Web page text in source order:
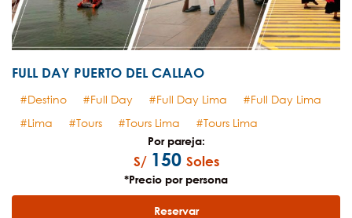
FULL DAY PUERTO DEL CALLAO
Destino Full Day Full Day Lima
Full Day Lima
Lima
Tours Tours Lima
Tours Lima
Por pareja:
S/ 150 Soles
*Precio por persona
Reservar